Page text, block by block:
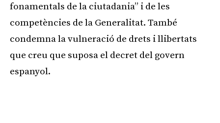
fonamentals de la ciutadania” i de les
competències de la Generalitat. També
condemna la vulneració de drets i llibertats
que creu que suposa el decret del govern
espanyol.